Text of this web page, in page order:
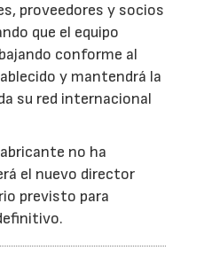
proveedores y socios
que el equipo
conforme al
y mantendrá la
su red internacional
no ha
el nuevo director
previsto para